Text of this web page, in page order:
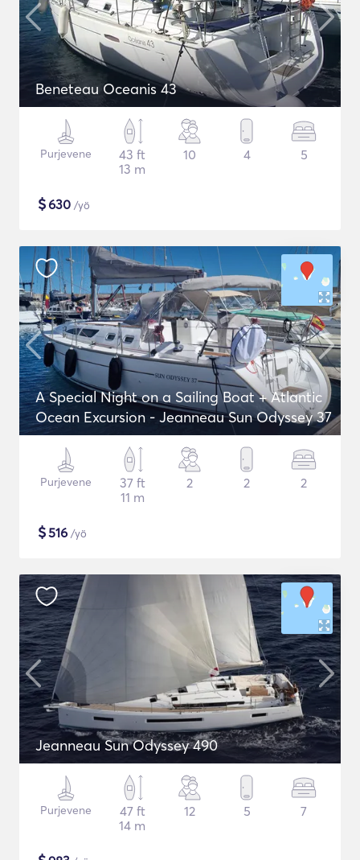
Beneteau Oceanis 43
Purjevene
43 ft
13 m
10 4 5
$630 /yö
A Special Night on a Sailing Boat + Atlantic
Ocean Excursion - Jeanneau Sun Odyssey 37
Purjevene
37 ft
11 m
2 2 2
$516 /yö
Jeanneau Sun Odyssey 490
Purjevene
47 ft
14 m
12 5 7